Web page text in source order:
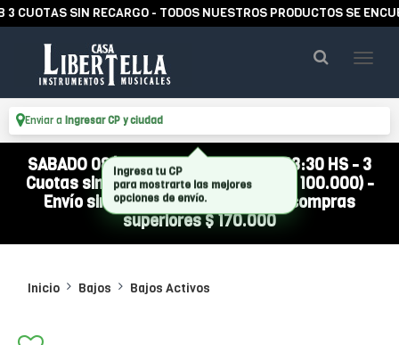
SIN RECARGO - TODOS NUESTROS PRODUCTOS SE
Enviar a Ingresar CP y ciudad
SABADO 08/08 ABIERTO DE 10:00 A 13:30 HS - 3
Cuotas sin interés (compra mínima $ 100.000) -
Envío sin cargo a todo el país por compras
superiores $ 170.000
Inicio Bajos Bajos Activos